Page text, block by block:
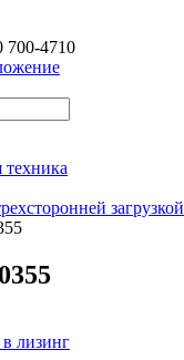
700-4710
загрузкой
лизинг